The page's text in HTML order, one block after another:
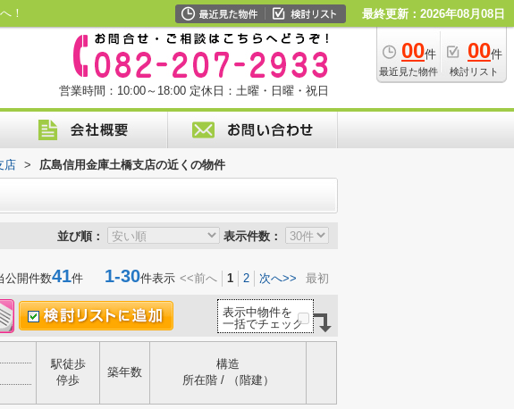
！ 最終更新：2026年08月08日
00件
最近見た物件
00件
検討リスト
営業時間：10:00～18:00 定休日：土曜・日曜・祝日
店 > 広島信用金庫土橋支店の近くの物件
並び順： 表示件数：
公開件数41件 1-30件表示 <<前へ 1 2 次へ>> 最初
表示中物件を
一括でチェック
駅徒歩
停歩
築年数
構造
所在階 / （階建）